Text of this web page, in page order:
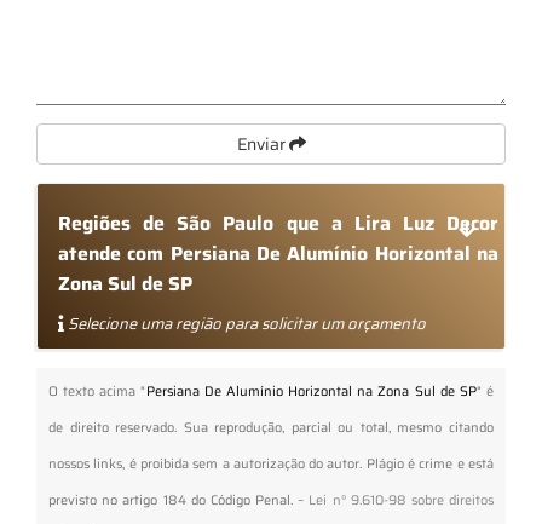
Enviar
Regiões de São Paulo que a Lira Luz Decor
atende com Persiana De Alumínio Horizontal na
Zona Sul de SP
Selecione uma região para solicitar um orçamento
O texto acima "Persiana De Alumínio Horizontal na Zona Sul de SP" é
de direito reservado. Sua reprodução, parcial ou total, mesmo citando
nossos links, é proibida sem a autorização do autor. Plágio é crime e está
previsto no artigo 184 do Código Penal. – Lei n° 9.610-98 sobre direitos